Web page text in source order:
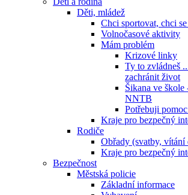
Děti, mládež
Chci sportovat, chci
Volnočasové aktivity
Mám problém
Krizové linky
Ty to zvládneš
zachránit život
Šikana ve
NNTB
Potřebuji
Kraje pro bezpečný
Rodiče
Obřady (svatby, vítání
Kraje pro bezpečný
Bezpečnost
Městská policie
Základní informace